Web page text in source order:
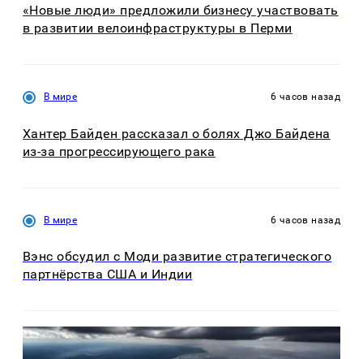
«Новые люди» предложили бизнесу участвовать
в развитии велоинфраструктуры в Перми
В мире 6 часов назад
Хантер Байден рассказал о болях Джо Байдена
из-за прогрессирующего рака
В мире 6 часов назад
Вэнс обсудил с Моди развитие стратегического
партнёрства США и Индии